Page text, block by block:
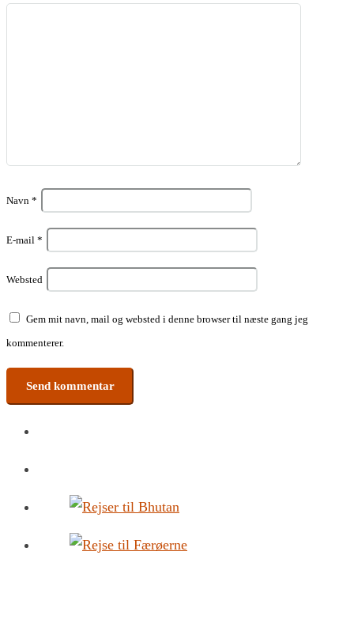
Navn *
E-mail *
Websted
Gem mit navn, mail og websted i denne browser til næste gang jeg
kommenterer.